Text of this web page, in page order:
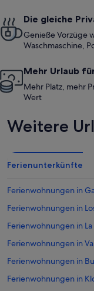
Die gleiche
Genieße Vorzüge
Waschmaschine,
Mehr Urlaub
Mehr Platz, mehr
Wert
Weitere
Ferienunterkünfte
Ferienwohnungen in
Ferienwohnungen in
Ferienwohnungen in
Ferienwohnungen in
Ferienwohnungen in
Ferienwohnungen in